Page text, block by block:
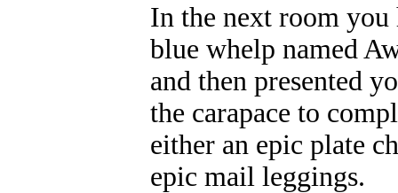
In the next room
blue whelp named
and then presented
the carapace to
either an epic plate
epic mail leggings.